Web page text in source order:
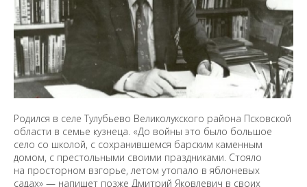
Родился в селе Тулубьево Великолукского района Псковской
области в семье кузнеца. «До войны это было большое
село со школой, с сохранившемся барским каменным
домом, с престольными своими праздниками. Стояло
на просторном взгорье, летом утопало в яблоневых
садах» — напишет позже Дмитрий Яковлевич в своих